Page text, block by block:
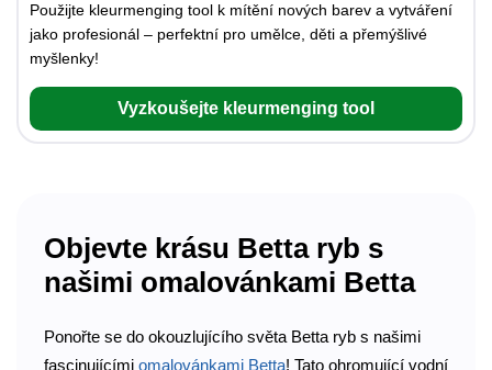
Použijte kleurmenging tool k mítění nových barev a vytváření
jako profesionál – perfektní pro umělce, děti a přemýšlivé
myšlenky!
Vyzkoušejte kleurmenging tool
Objevte krásu Betta ryb s
našimi omalovánkami Betta
Ponořte se do okouzlujícího světa Betta ryb s našimi
fascinujícími omalovánkami Betta! Tato ohromující vodní